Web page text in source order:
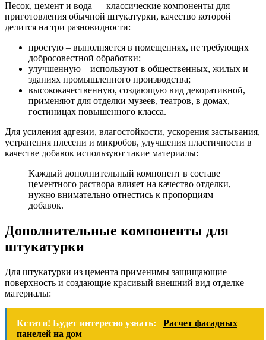
Песок, цемент и вода — классические компоненты для
приготовления обычной штукатурки, качество которой
делится на три разновидности:
простую – выполняется в помещениях, не требующих
добросовестной обработки;
улучшенную – используют в общественных, жилых и
зданиях промышленного производства;
высококачественную, создающую вид декоративной,
применяют для отделки музеев, театров, в домах,
гостиницах повышенного класса.
Для усиления адгезии, влагостойкости, ускорения застывания,
устранения плесени и микробов, улучшения пластичности в
качестве добавок используют такие материалы:
Каждый дополнительный компонент в составе
цементного раствора влияет на качество отделки,
нужно внимательно отнестись к пропорциям
добавок.
Дополнительные компоненты для
штукатурки
Для штукатурки из цемента применимы защищающие
поверхность и создающие красивый внешний вид отделке
материалы:
Кстати! Будет интересно узнать:
Расчет фасадных
панелей на дом